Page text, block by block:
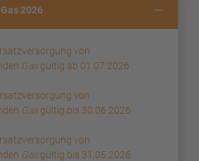
2026
von
Gasgültig ab 01.07.2026
von
Gasgültig bis 30.06.2026
von
Gasgültig bis 31.05.2026